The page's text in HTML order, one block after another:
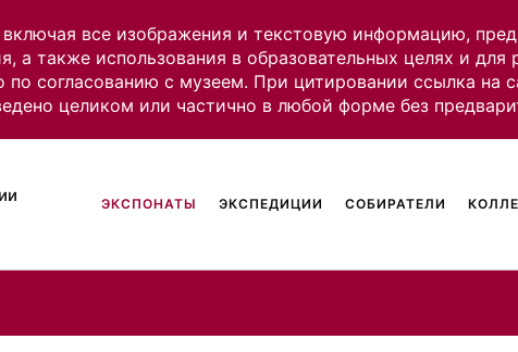
все изображения и текстовую информацию,
а также использования в образовательных целях и
по согласованию с музеем. При цитировании ссылка на
целиком или частично в любой форме без
ЭКСПОНАТЫ ЭКСПЕДИЦИИ СОБИРАТЕЛИ